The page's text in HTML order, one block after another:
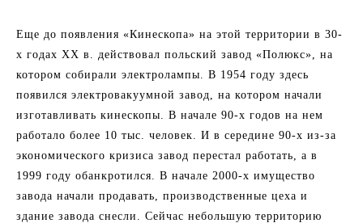
Еще до появления «Кинескопа» на этой территории в 30-
х годах XX в. действовал польский завод «Полюкс», на
котором собирали электролампы. В 1954 году здесь
появился электровакуумной завод, на котором начали
изготавливать кинескопы. В начале 90-х годов на нем
работало более 10 тыс. человек. И в середине 90-х из-за
экономического кризиса завод перестал работать, а в
1999 году обанкротился. В начале 2000-х имущество
завода начали продавать, производственные цеха и
здание завода снесли. Сейчас небольшую территорию